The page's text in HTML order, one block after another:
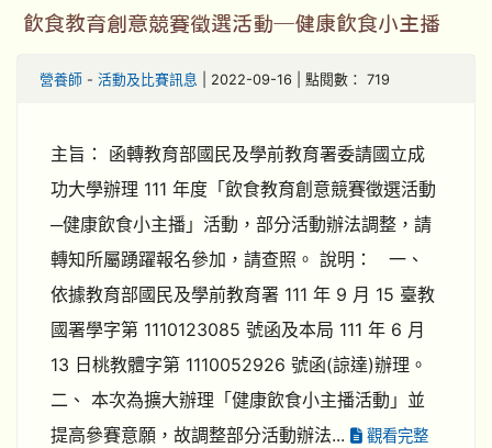
飲食教育創意競賽徵選活動─健康飲食小主播
營養師 - 活動及比賽訊息 | 2022-09-16 | 點閱數： 719
主旨： 函轉教育部國民及學前教育署委請國立成
功大學辦理 111 年度「飲食教育創意競賽徵選活動
─健康飲食小主播」活動，部分活動辦法調整，請
轉知所屬踴躍報名參加，請查照。 說明： 一、
依據教育部國民及學前教育署 111 年 9 月 15 臺教
國署學字第 1110123085 號函及本局 111 年 6 月
13 日桃教體字第 1110052926 號函(諒達)辦理。
二、 本次為擴大辦理「健康飲食小主播活動」並
提高參賽意願，故調整部分活動辦法...
觀看完整